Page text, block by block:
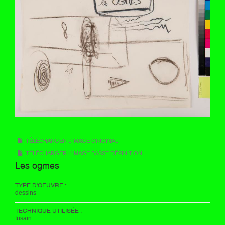
TÉLÉCHARGER L'IMAGE ORIGINAL
TÉLÉCHARGER L'IMAGE BASSE DÉFINITION
Les ogmes
TYPE D'OEUVRE :
dessins
TECHNIQUE UTILISÉE :
fusain